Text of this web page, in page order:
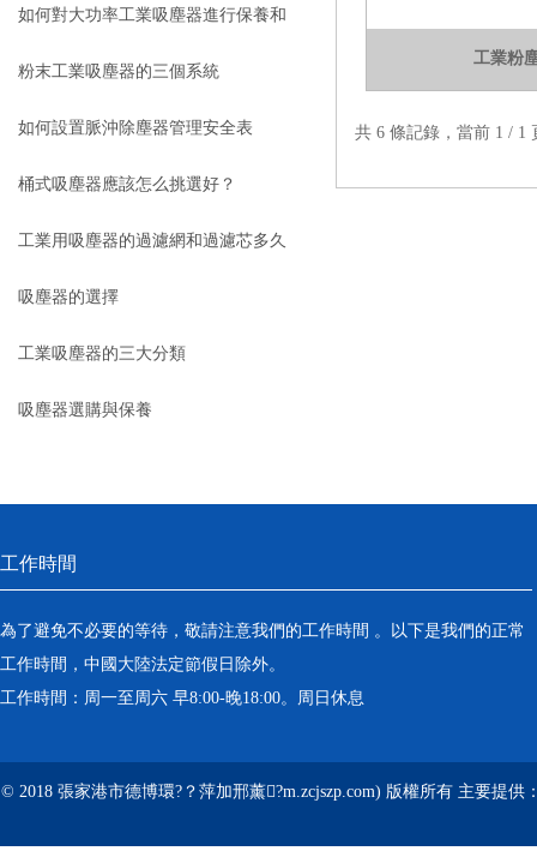
如何對大功率工業吸塵器進行保養和
維護？
粉末工業吸塵器的三個系統
如何設置脈沖除塵器管理安全表
桶式吸塵器應該怎么挑選好？
工業用吸塵器的過濾網和過濾芯多久
更換一次呢？
吸塵器的選擇
工業吸塵器的三大分類
吸塵器選購與保養
工業粉
共 6 條記錄，當前 1
工作時間
為了避免不必要的等待，敬請注意我們的工作時間 。以下是我們的正常
工作時間，中國大陸法定節假日除外。
工作時間：周一至周六 早8:00-晚18:00。周日休息
© 2018 張家港市德博環?？萍加邢薰?m.zcjszp.com) 版權所有 主要提供